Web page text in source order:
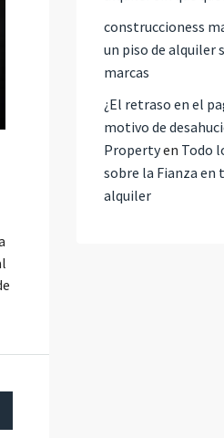
construccioness
un piso de alquiler
marcas
¿El retraso en el
motivo de
Propertyen Todo
sobre la Fianza
alquiler